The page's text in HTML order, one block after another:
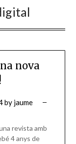
nova
by jaume
revista amb
4 anys de